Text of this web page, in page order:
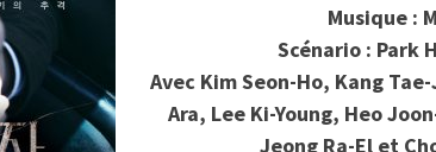
Musique :
Scénario : Park
Avec Kim Seon-Ho, Kang
Ara, Lee Ki-Young, Heo
Jeong Ra-El et